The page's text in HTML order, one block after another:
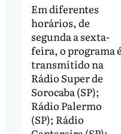
Em diferentes
horários, de
segunda a sexta-
feira, o programa é
transmitido na
Rádio Super de
Sorocaba (SP);
Rádio Palermo
(SP); Rádio